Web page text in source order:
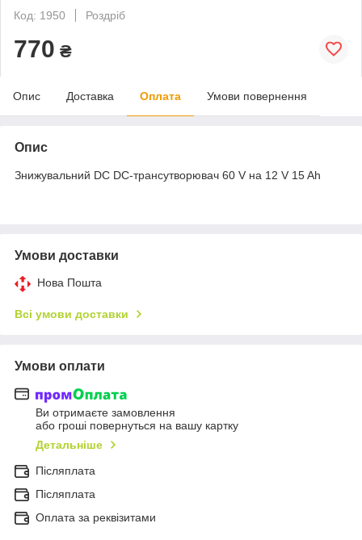
Код: 1950
Роздріб
770 ₴
Опис Доставка Оплата Умови повернення
Опис
Знижувальний DC DC-трансутворювач 60 V на 12 V 15 Ah
Умови доставки
Нова Пошта
Всі умови доставки
Умови оплати
Ви отримаєте замовлення
або гроші повернуться на вашу картку
Детальніше
Післяплата
Пiсляплата
Оплата за реквізитами